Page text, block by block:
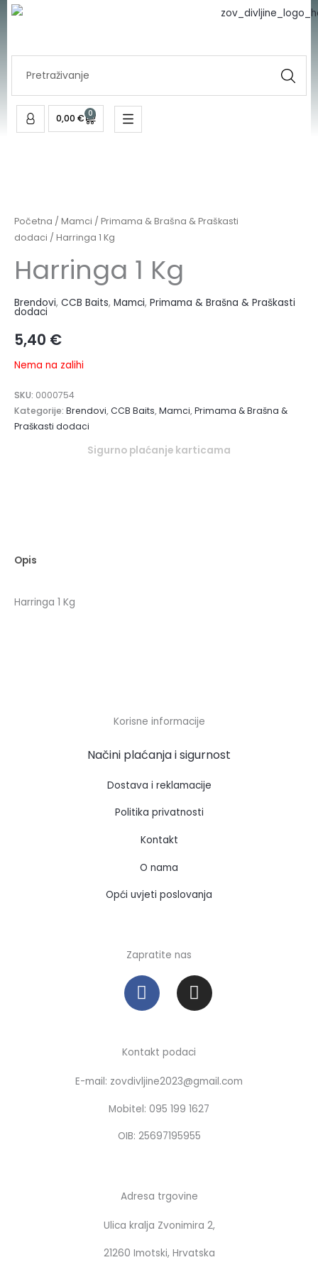
Skip
0,00 € 0
Cart
Početna / Mamci / Primama & Brašna & Praškasti
dodaci / Harringa 1 Kg
Harringa 1 Kg
Brendovi, CCB Baits, Mamci, Primama & Brašna & Praškasti
dodaci
5,40 €
Nema na zalihi
SKU: 0000754
Kategorije: Brendovi,CCB Baits,Mamci,Primama & Brašna &
Praškasti dodaci
Sigurno plaćanje karticama
Opis
Harringa 1 Kg
Korisne informacije
Načini plaćanja i sigurnost
Dostava i reklamacije
Politika privatnosti
Kontakt
O nama
Opći uvjeti poslovanja
Zapratite nas
F
a
c
b
o
o
k
I
n
s
a
r
a
m
Kontakt podaci
E-mail: zovdivljine2023@gmail.com
Mobitel: 095 199 1627
OIB: 25697195955
Adresa trgovine
Ulica kralja Zvonimira 2,
21260 Imotski, Hrvatska